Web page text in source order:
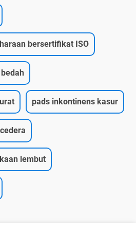
bersertifikat ISO
pads inkontinens kasur
lembut